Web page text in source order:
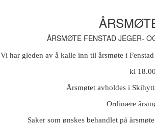
ÅRSMØTE FENSTAD JEGER-
Vi har gleden av å kalle inn til årsmøte i
kl
Årsmøtet avholdes i
Ordinære
Saker som ønskes behandlet på